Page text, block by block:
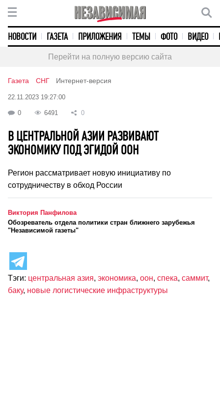
НОВОСТИ ГАЗЕТА ПРИЛОЖЕНИЯ ТЕМЫ ФОТО ВИДЕО
Перейти на полную версию сайта
Газета СНГ Интернет-версия
22.11.2023 19:27:00
0 6491 0
В ЦЕНТРАЛЬНОЙ АЗИИ РАЗВИВАЮТ
ЭКОНОМИКУ ПОД ЭГИДОЙ ООН
Регион рассматривает новую инициативу по
сотрудничеству в обход России
Виктория Панфилова
Обозреватель отдела политики стран ближнего зарубежья
"Независимой газеты"
Тэги: центральная азия, экономика, оон, спека, саммит,
баку, новые логистические инфраструктуры